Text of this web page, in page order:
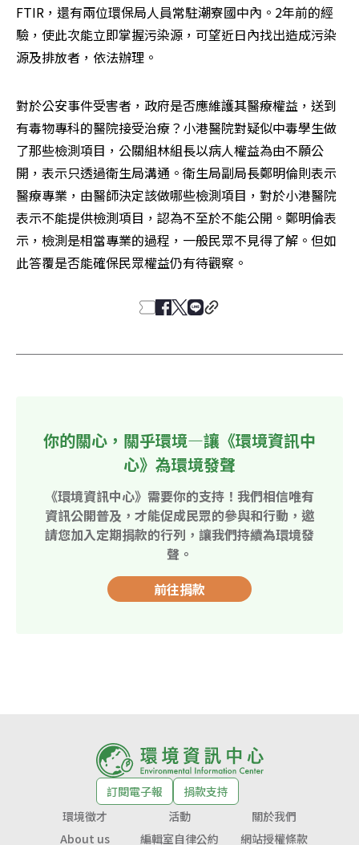
FTIR，還有兩位環保局人員常駐潮寮國中內。2年前的經
驗，使此次能立即掌握污染源，可望近日內找出造成污染
源及排放者，依法辦理。
對於公安事件受害者，政府是否應維護其醫療權益，送到
有毒物專科的醫院接受治療？小港醫院對疑似中毒學生做
了那些檢測項目，公關組林組長以病人權益為由不願公
開，表示只透過衛生局溝通。衛生局副局長鄭明倫則表示
醫療專業，由醫師決定該做哪些檢測項目，對於小港醫院
表示不能提供檢測項目，認為不至於不能公開。鄭明倫表
示，檢測是相當專業的過程，一般民眾不見得了解。但如
此答覆是否能確保民眾權益仍有待觀察。
你的關心，關乎環境—讓《環境資訊中
心》為環境發聲
《環境資訊中心》需要你的支持！我們相信唯有
資訊公開普及，才能促成民眾的參與和行動，邀
請您加入定期捐款的行列，讓我們持續為環境發
聲。
前往捐款
訂閱電子報
捐款支持
環境徵才
活動
關於我們
About us
編輯室自律公約 網站授權條款